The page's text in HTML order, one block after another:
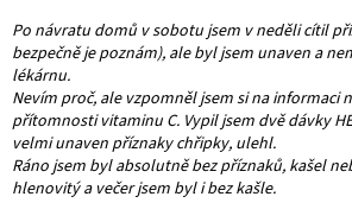
Po návratu domů v sobotu jsem v neděli cítil
bezpečně je poznám), ale byl jsem unaven a
lékárnu.
Nevím proč, ale vzpomněl jsem si na informaci
přítomnosti vitaminu C. Vypil jsem dvě dávky
velmi unaven příznaky chřipky, ulehl.
Ráno jsem byl absolutně bez příznaků, kašel
hlenovitý a večer jsem byl i bez kašle.